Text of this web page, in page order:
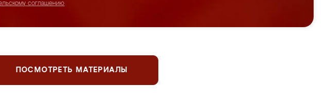
соглашению
ПОСМОТРЕТЬ МАТЕРИАЛЫ